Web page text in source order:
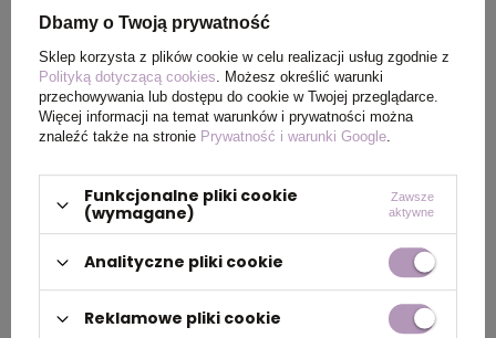
Wymiary
produktu
14 x 21 x 1 cm
Wymiary
kartonu
zewnętrznego
43,5 x 31 x 23,5 cm
Dbamy o Twoją prywatność
Sklep korzysta z plików cookie w celu realizacji usług zgodnie z
Polityką dotyczącą cookies. Możesz określić warunki
przechowywania lub dostępu do cookie w Twojej przeglądarce.
Więcej informacji na temat warunków i prywatności można
znaleźć także na stronie Prywatność i warunki Google.
Funkcjonalne pliki cookie
(wymagane)
Zawsze
aktywne
Analityczne pliki cookie
Reklamowe pliki cookie